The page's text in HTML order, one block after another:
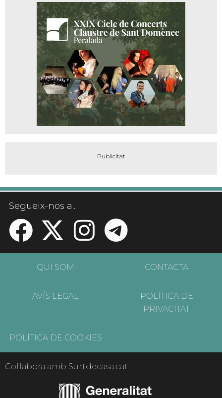
Segueix-nos a...
QUI SOM CONTACTA
AVÍS LEGAL
POLÍTICA DE
PRIVACITAT
POLÍTICA DE COOKIES
Col·labora amb Surtdecasa.cat